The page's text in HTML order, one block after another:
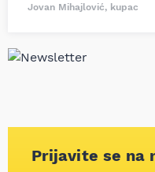
Jovan Mihajlović, kupac
Prijavite se na